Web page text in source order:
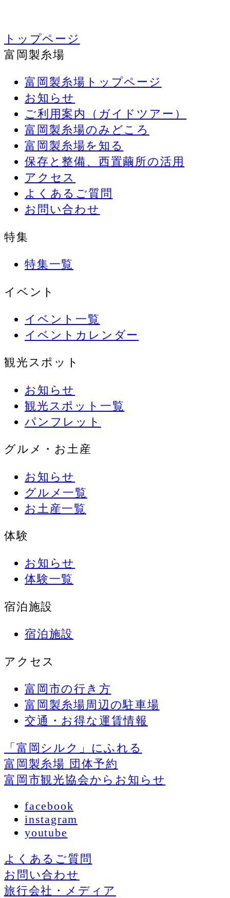
トップページ
富岡製糸場
富岡製糸場トップページ
お知らせ
ご利用案内（ガイドツアー）
富岡製糸場のみどころ
富岡製糸場を知る
保存と整備、西置繭所の活用
アクセス
よくあるご質問
お問い合わせ
特集
特集一覧
イベント
イベント一覧
イベントカレンダー
観光スポット
お知らせ
観光スポット一覧
パンフレット
グルメ・お土産
お知らせ
グルメ一覧
お土産一覧
体験
お知らせ
体験一覧
宿泊施設
宿泊施設
アクセス
富岡市の行き方
富岡製糸場周辺の駐車場
交通・お得な運賃情報
「富岡シルク」にふれる
富岡製糸場 団体予約
富岡市観光協会からお知らせ
facebook
instagram
youtube
よくあるご質問
お問い合わせ
旅行会社・メディア